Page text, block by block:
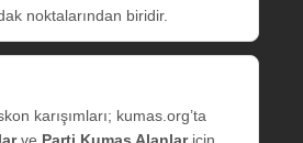
noktalarından biridir.
karışımları; kumas.org’ta
ve Parti Kumaş Alanlariçin